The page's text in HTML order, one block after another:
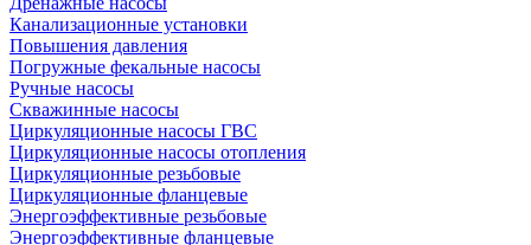
Канализационные установки
Повышения давления
Погружные фекальные насосы
Ручные насосы
Скважинные насосы
Циркуляционные насосы ГВС
Циркуляционные насосы отопления
Циркуляционные резьбовые
Циркуляционные фланцевые
Энергоэффективные резьбовые
Энергоэффективные фланцевые